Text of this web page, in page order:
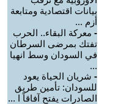
بيانات اقتصادية ومتابعة
أزم ...
- معركة البقاء.. الحرب
تفتك بمرضى السرطان
في السودان وسط انهيا
...
- شريان الحياة يعود
للسودان: تأمين طريق
الصادرات يفتح آفاقاً ا ...